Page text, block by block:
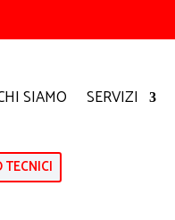
SIAMO SERVIZI
TECNICI